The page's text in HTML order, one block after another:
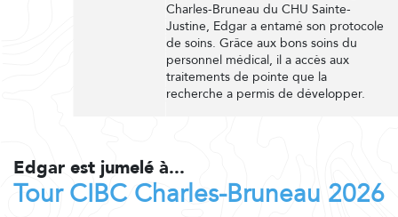
Charles-Bruneau du CHU Sainte-
Justine, Edgar a entamé son protocole
de soins. Grâce aux bons soins du
personnel médical, il a accès aux
traitements de pointe que la
recherche a permis de développer.
Edgar est jumelé à...
Tour CIBC Charles-Bruneau 2026